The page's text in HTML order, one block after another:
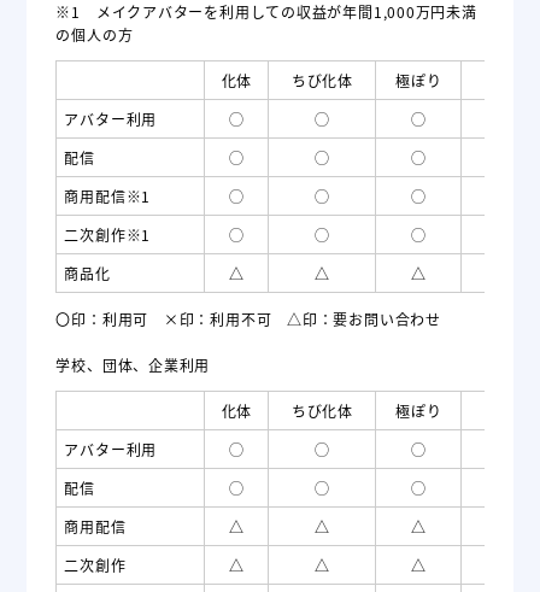
※1 メイクアバターを利用しての収益が年間1,000万円未満
の個人の方
化体 ちび化体 極ぽり
アバター利用
◯ ◯ ◯
配信
◯ ◯ ◯
商用配信※1
◯ ◯ ◯
二次創作※1
◯ ◯ ◯
商品化
△ △ △
〇印：利用可 ×印：利用不可 △印：要お問い合わせ
学校、団体、企業利用
化体 ちび化体 極ぽり
アバター利用
◯ ◯ ◯
配信
◯ ◯ ◯
商用配信
△ △ △
二次創作
△ △ △